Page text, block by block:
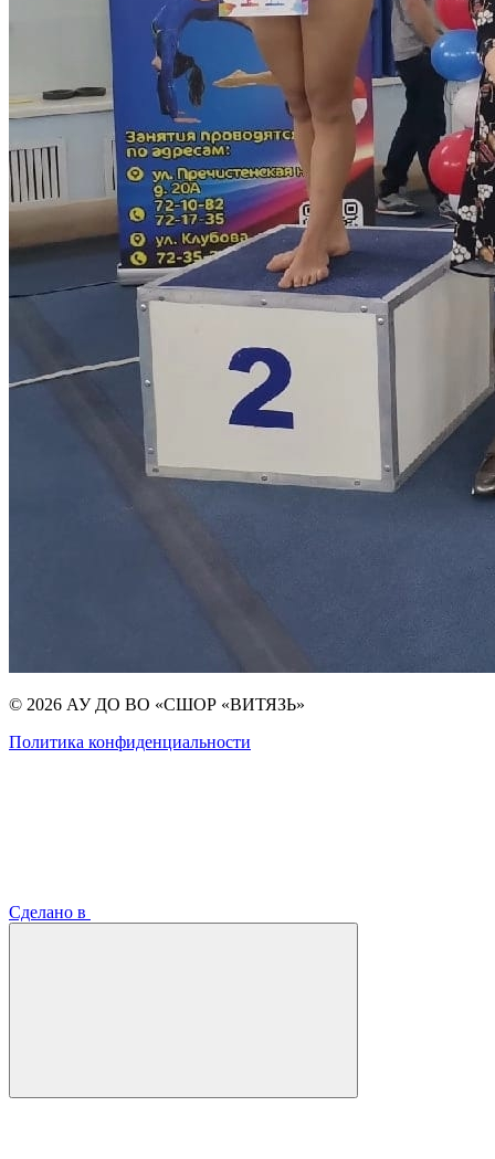
© 2026 АУ ДО ВО «СШОР «ВИТЯЗЬ»
Политика конфиденциальности
Сделано в